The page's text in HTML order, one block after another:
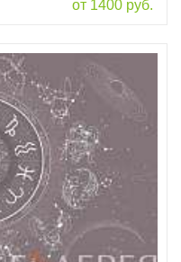
от 1400 руб.